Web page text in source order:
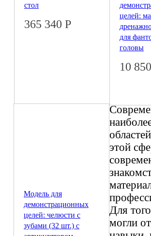
стол
365 340 Р
целей:
для
головы
10 850
Модель для
демонстрационных
целей: челюсти с
зубами (32 шт.) с
этой
Для
могли